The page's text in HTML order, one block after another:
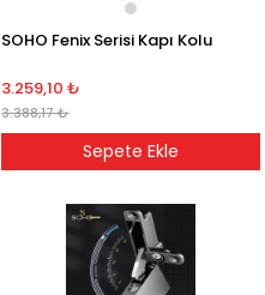
SOHO Fenix Serisi Kapı Kolu
3.259,10 ₺
3.388,17 ₺
Sepete Ekle